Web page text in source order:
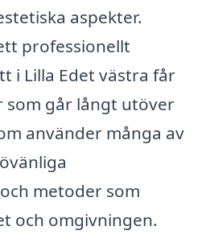
aspekter.
professionellt
i Lilla Edet västra får
som går långt utöver
använder många av
metoder som
och omgivningen.